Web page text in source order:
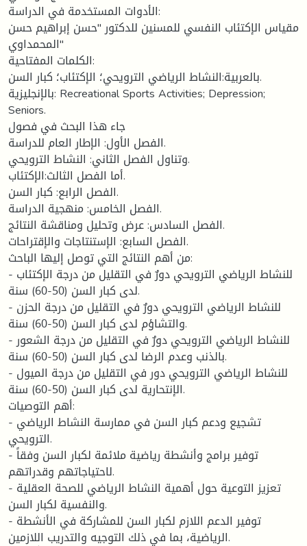
الأدوات المستخدمة في الدراسة:
مقياس الإكتئاب النفسي للمسنين للدكتور "حسن إبراهيم حسن
المحمداوي"
الكلمات المفتاحية:
بالعربية:النشاط الرياضي الترويحي؛ الإكتئاب؛ كبار السن.
بالإنجليزية: Recreational Sports Activities; Depression;
Seniors.
جاء هذا البحث في فصول
الفصل الأول: الإطار العام للدراسة.
وتناول الفصل الثاني: النشاط الترويحي.
أما الفصل الثالث:الإكتئاب.
الفصل الرابع: كبار السن.
الفصل الخامس: منهجية الدراسة.
الفصل السادس: عرض وتحليل ومناقشة النتائج.
الفصل السابع: الإستنتاجات والإقتراحات.
من أهم النتائج التي توصل إليها الباحث:
- للنشاط الرياضي الترويحي دورٌ في التقليل من درجة الإكتئاب
لدى كبار السن (50-60) سنة.
- للنشاط الرياضي الترويحي دورٌ في التقليل من درجة الحزن
والتشاؤم لدى كبار السن (50-60) سنة.
- للنشاط الرياضي الترويحي دورٌ في التقليل من درجة الشعور
بالذنب وعدم الرضا لدى كبار السن (50-60) سنة.
- للنشاط الرياضي الترويحي دور في التقليل من درجة الميول
الإنتحارية لدى كبار السن (50-60) سنة.
أهم التوصيات:
- تشجيع ودعم كبار السن في ممارسة النشاط الرياضي
الترويحي.
- توفير برامج وأنشطة رياضية ملائمة لكبار السن وفقاً
لاحتياجاتهم وقدراتهم.
- تعزيز التوعية حول أهمية النشاط الرياضي للصحة العقلية
والنفسية لكبار السن.
- توفير الدعم اللازم لكبار السن للمشاركة في الأنشطة
الرياضية، بما في ذلك التوجيه والتدريب اللازمين.